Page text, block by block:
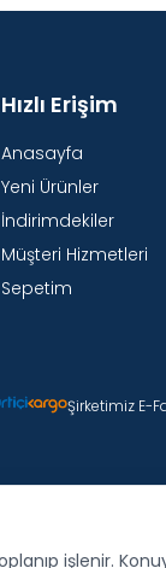
Hızlı Erişim
Anasayfa
Yeni Ürünler
İndirimdekiler
Müşteri Hizmetleri
Sepetim
Şirketimiz E-
işlenir.